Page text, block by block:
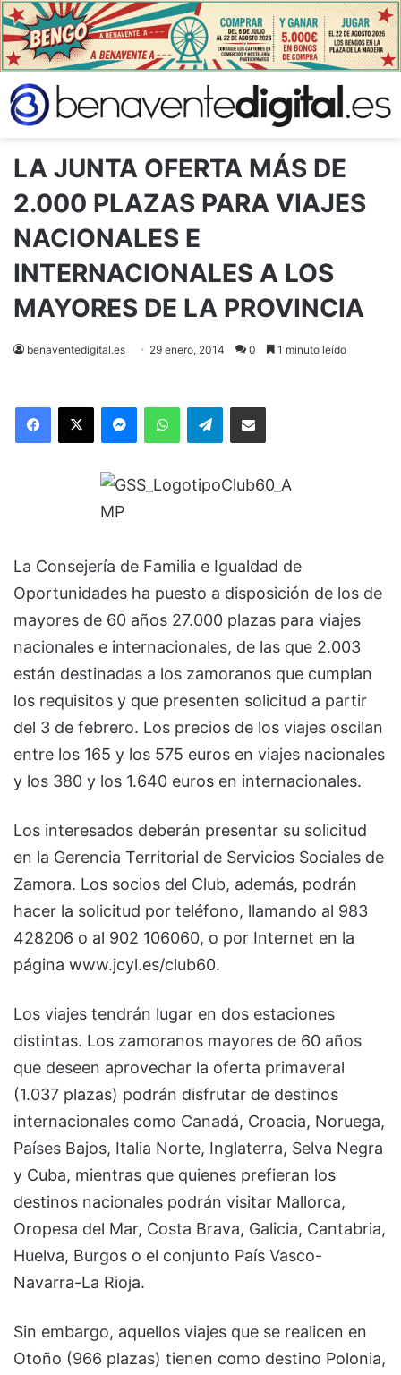
LA JUNTA OFERTA MÁS DE
2.000 PLAZAS PARA VIAJES
NACIONALES E
INTERNACIONALES A LOS
MAYORES DE LA PROVINCIA
benaventedigital.es 29 enero, 2014 0 1 minuto leído
Telegram
La Consejería de Familia e Igualdad de
Oportunidades ha puesto a disposición de los de
mayores de 60 años 27.000 plazas para viajes
nacionales e internacionales, de las que 2.003
están destinadas a los zamoranos que cumplan
los requisitos y que presenten solicitud a partir
del 3 de febrero. Los precios de los viajes oscilan
entre los 165 y los 575 euros en viajes nacionales
y los 380 y los 1.640 euros en internacionales.
Los interesados deberán presentar su solicitud
en la Gerencia Territorial de Servicios Sociales de
Zamora. Los socios del Club, además, podrán
hacer la solicitud por teléfono, llamando al 983
428206 o al 902 106060, o por Internet en la
página www.jcyl.es/club60.
Los viajes tendrán lugar en dos estaciones
distintas. Los zamoranos mayores de 60 años
que deseen aprovechar la oferta primaveral
(1.037 plazas) podrán disfrutar de destinos
internacionales como Canadá, Croacia, Noruega,
Países Bajos, Italia Norte, Inglaterra, Selva Negra
y Cuba, mientras que quienes prefieran los
destinos nacionales podrán visitar Mallorca,
Oropesa del Mar, Costa Brava, Galicia, Cantabria,
Huelva, Burgos o el conjunto País Vasco-
Navarra-La Rioja.
Sin embargo, aquellos viajes que se realicen en
Otoño (966 plazas) tienen como destino Polonia,